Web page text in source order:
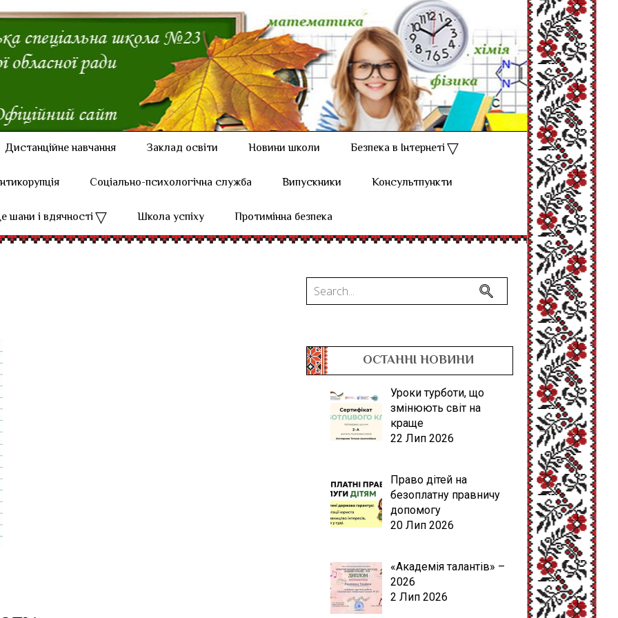
Дистанційне навчання Заклад освіти Новини школи
Безпека в Інтернеті
Соціально-психологічна служба Випускники
Консультпункти
шани і вдячності
Школа успіху Протимінна безпека
ОСТАННІ НОВИНИ
Уроки турботи, що
змінюють світ на
краще
22 Лип 2026
Право дітей на
безоплатну правничу
допомогу
20 Лип 2026
«Академія талантів» –
2026
2 Лип 2026